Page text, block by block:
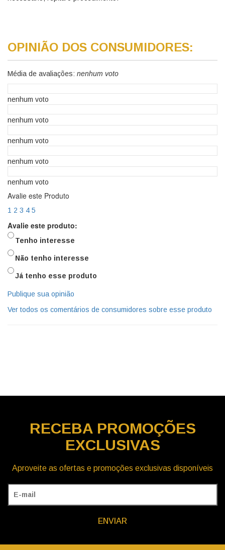
OPINIÃO DOS CONSUMIDORES:
Média de avaliações: nenhum voto
nenhum voto
nenhum voto
nenhum voto
nenhum voto
nenhum voto
Avalie este Produto
1 2 3 4 5
Avalie este produto:
Tenho interesse
Não tenho interesse
Já tenho esse produto
Publique sua opinião
Ver todos os comentários de consumidores sobre esse produto
RECEBAPROMOÇÕES
EXCLUSIVAS
Aproveite as ofertas e promoções exclusivas disponíveis
ENVIAR